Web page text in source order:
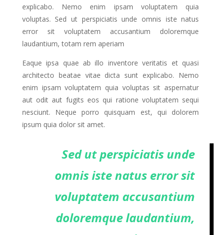
explicabo. Nemo enim ipsam voluptatem quia
voluptas. Sed ut perspiciatis unde omnis iste natus
error sit voluptatem accusantium doloremque
laudantium, totam rem aperiam
Eaque ipsa quae ab illo inventore veritatis et quasi
architecto beatae vitae dicta sunt explicabo. Nemo
enim ipsam voluptatem quia voluptas sit aspernatur
aut odit aut fugits eos qui ratione voluptatem sequi
nesciunt. Neque porro quisquam est, qui dolorem
ipsum quia dolor sit amet.
Sed ut perspiciatis unde
omnis iste natus error sit
voluptatem accusantium
doloremque laudantium,